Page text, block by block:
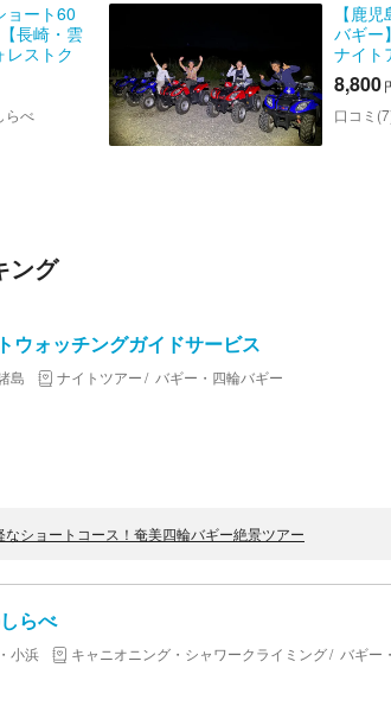
ョート60
長崎・雲
レストク
！ガイ
SNS映
！
らべ
【鹿
バギー
ナイト
ー
8,800
口コミ
ング
ウォッチングガイドサービス
島 ナイトツアー
バギー・四輪バギー
なショートコース！奄美四輪バギー絶景ツアー
らべ
小浜 キャニオニング・シャワークライミング バギー